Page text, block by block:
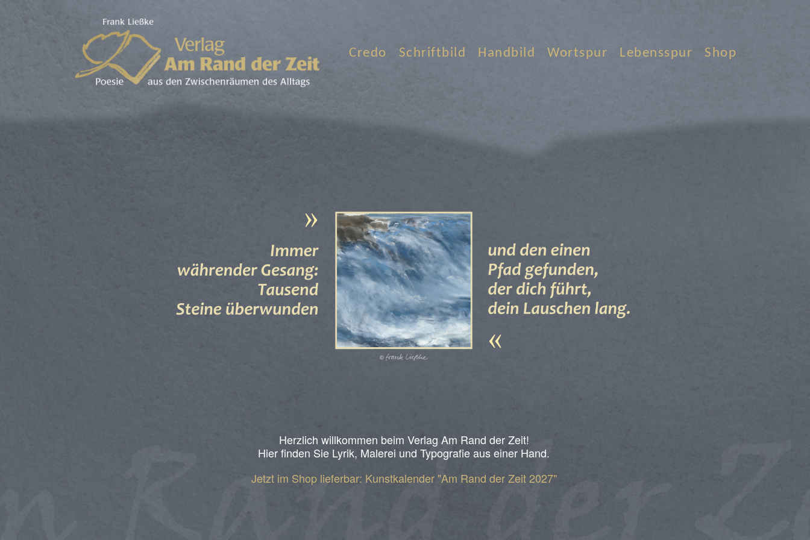
Credo Schriftbild Handbild Wortspur Lebensspur Shop
Herzlich willkommen beim Verlag Am Rand der Zeit!
Hier finden Sie Lyrik, Malerei und Typografie aus einer Hand.
Jetzt im Shop lieferbar: Kunstkalender "Am Rand der Zeit 2027"